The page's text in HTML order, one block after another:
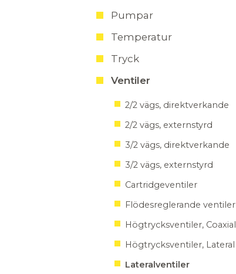
Pumpar
Temperatur
Tryck
Ventiler
2/2 vägs, direktverkande
2/2 vägs, externstyrd
3/2 vägs, direktverkande
3/2 vägs, externstyrd
Cartridgeventiler
Flödesreglerande ventiler
Högtrycksventiler, Coaxial
Högtrycksventiler, Lateral
Lateralventiler